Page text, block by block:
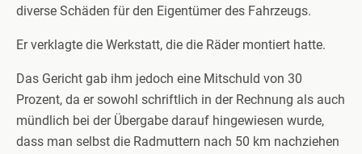
diverse Schäden für den Eigentümer des Fahrzeugs.
Er verklagte die Werkstatt, die die Räder montiert hatte.
Das Gericht gab ihm jedoch eine Mitschuld von 30
Prozent, da er sowohl schriftlich in der Rechnung als auch
mündlich bei der Übergabe darauf hingewiesen wurde,
dass man selbst die Radmuttern nach 50 km nachziehen